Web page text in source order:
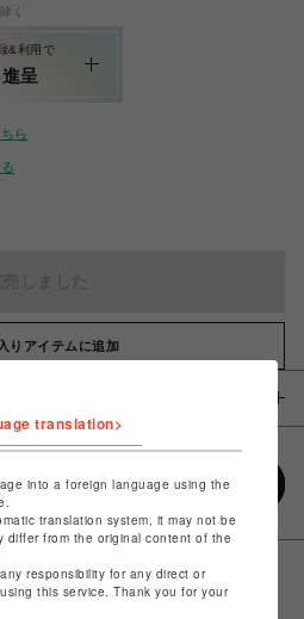
く
&利用で
呈
ら
りアイテムに追加
translation>
into a foreign language using the
translation system, it may not be
differ from the original content of the
responsibility for any direct or
this service. Thank you for your